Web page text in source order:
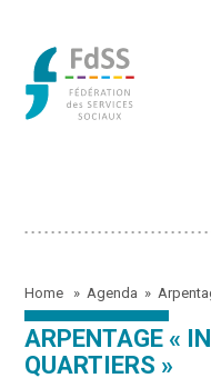
Home »Agenda »
ARPENTAGE «
QUARTIERS »